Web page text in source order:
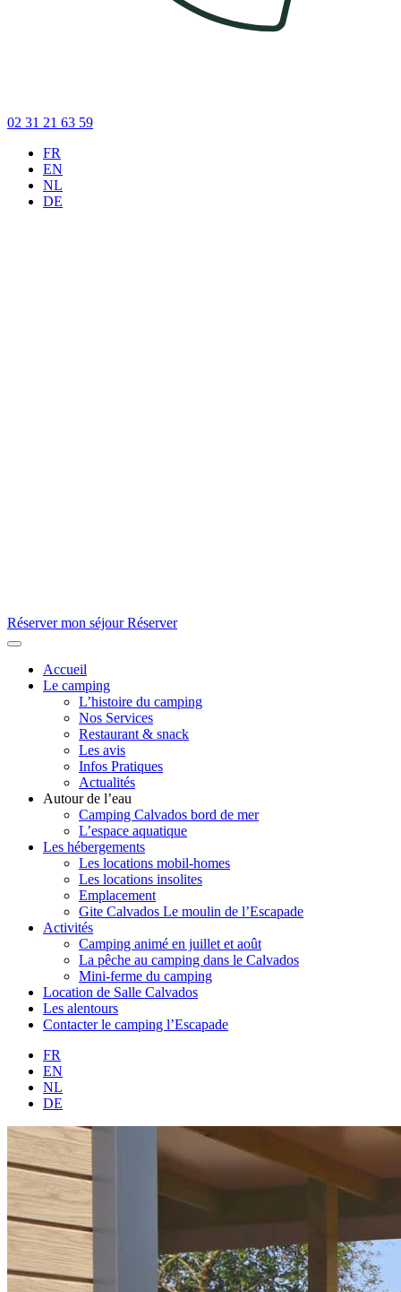
02 31 21 63 59
FR
EN
NL
DE
Réserver mon séjour Réserver
Accueil
Le camping
L’histoire du camping
Nos Services
Restaurant & snack
Les avis
Infos Pratiques
Actualités
Autour de l’eau
Camping Calvados bord de mer
L’espace aquatique
Les hébergements
Les locations mobil-homes
Les locations insolites
Emplacement
Gite Calvados Le moulin de l’Escapade
Activités
Camping animé en juillet et août
La pêche au camping dans le Calvados
Mini-ferme du camping
Location de Salle Calvados
Les alentours
Contacter le camping l’Escapade
FR
EN
NL
DE